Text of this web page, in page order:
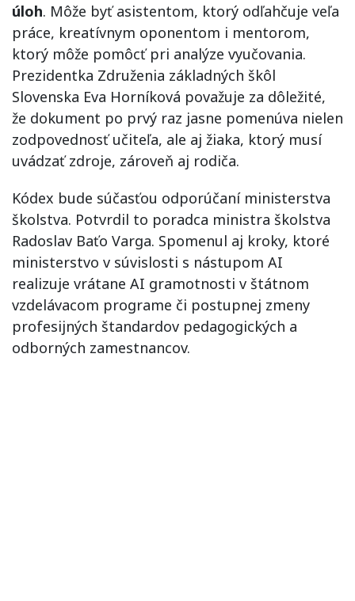
úloh. Môže byť asistentom, ktorý odľahčuje veľa
práce, kreatívnym oponentom i mentorom,
ktorý môže pomôcť pri analýze vyučovania.
Prezidentka Združenia základných škôl
Slovenska Eva Horníková považuje za dôležité,
že dokument po prvý raz jasne pomenúva nielen
zodpovednosť učiteľa, ale aj žiaka, ktorý musí
uvádzať zdroje, zároveň aj rodiča.
Kódex bude súčasťou odporúčaní ministerstva
školstva. Potvrdil to poradca ministra školstva
Radoslav Baťo Varga. Spomenul aj kroky, ktoré
ministerstvo v súvislosti s nástupom AI
realizuje vrátane AI gramotnosti v štátnom
vzdelávacom programe či postupnej zmeny
profesijných štandardov pedagogických a
odborných zamestnancov.